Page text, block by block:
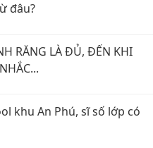
đâu?
RĂNG LÀ ĐỦ, ĐẾN KHI
khu An Phú, sĩ số lớp có